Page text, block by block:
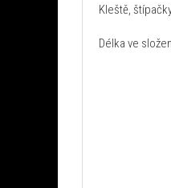
Kleště,
Délka ve